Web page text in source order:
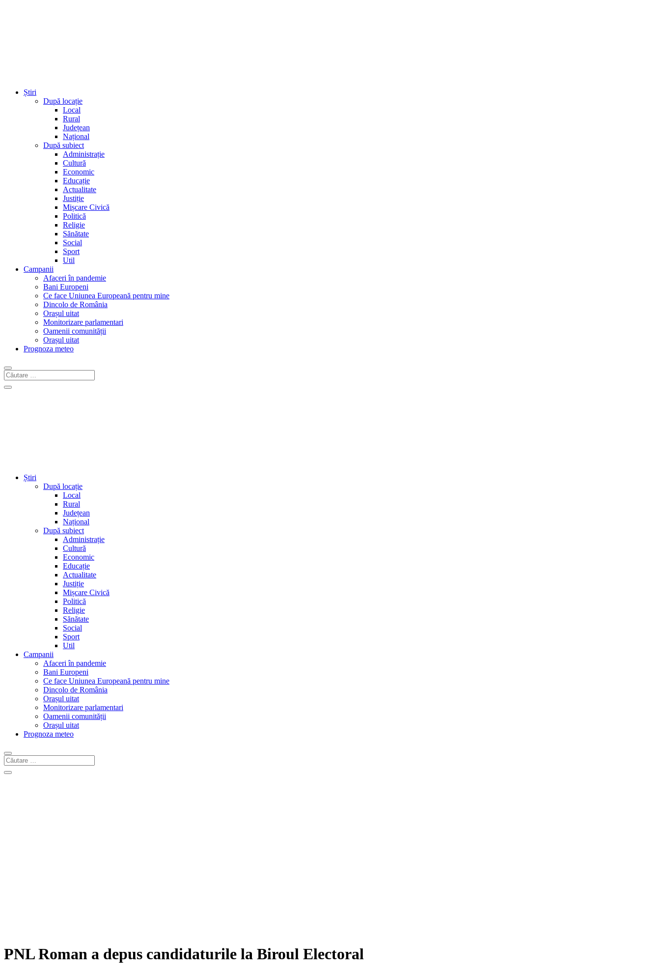
Știri
După locație
Local
Rural
Județean
Național
După subiect
Administrație
Cultură
Economic
Educație
Actualitate
Justiție
Mișcare Civică
Politică
Religie
Sănătate
Social
Sport
Util
Campanii
Afaceri în pandemie
Bani Europeni
Ce face Uniunea Europeană pentru mine
Dincolo de România
Orașul uitat
Monitorizare parlamentari
Oamenii comunității
Orașul uitat
Prognoza meteo
Știri
După locație
Local
Rural
Județean
Național
După subiect
Administrație
Cultură
Economic
Educație
Actualitate
Justiție
Mișcare Civică
Politică
Religie
Sănătate
Social
Sport
Util
Campanii
Afaceri în pandemie
Bani Europeni
Ce face Uniunea Europeană pentru mine
Dincolo de România
Orașul uitat
Monitorizare parlamentari
Oamenii comunității
Orașul uitat
Prognoza meteo
PNL Roman a depus candidaturile la Biroul Electoral